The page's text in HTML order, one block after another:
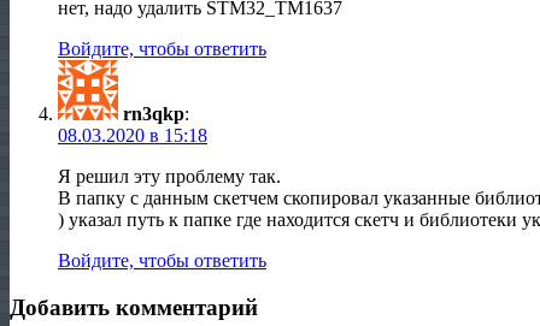
нет, надо удалить STM32_TM1637
Войдите, чтобы ответить
rn3qkp:
08.03.2020 в 15:18
Я решил эту проблему так.
В папку с данным скетчем скопировал указанные
) указал путь к папке где находится скетч и библиотеки
Войдите, чтобы ответить
Добавить комментарий